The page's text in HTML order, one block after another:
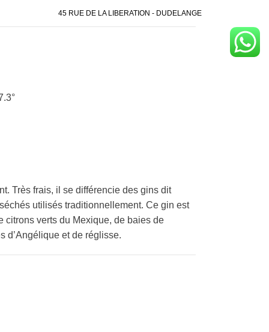
45 RUE DE LA LIBERATION - DUDELANGE
Très frais, il se différencie des gins dit
utilisés traditionnellement. Ce gin est
citrons verts du Mexique, de baies de
d’Angélique et de réglisse.